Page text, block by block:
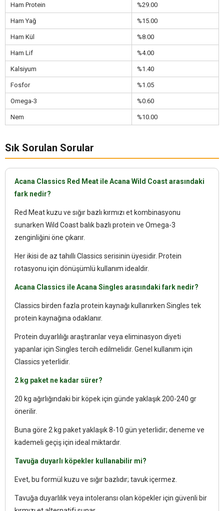
Ham Protein %29.00
Ham Yağ %15.00
Ham Kül %8.00
Ham Lif %4.00
Kalsiyum %1.40
Fosfor %1.05
Omega-3 %0.60
Nem %10.00
Sık Sorulan Sorular
Acana Classics Red Meat ile Acana Wild Coast arasındaki
fark nedir?
Red Meat kuzu ve sığır bazlı kırmızı et kombinasyonu
sunarken Wild Coast balık bazlı protein ve Omega-3
zenginliğini öne çıkarır.
Her ikisi de az tahıllı Classics serisinin üyesidir. Protein
rotasyonu için dönüşümlü kullanım idealdir.
Acana Classics ile Acana Singles arasındaki fark nedir?
Classics birden fazla protein kaynağı kullanırken Singles tek
protein kaynağına odaklanır.
Protein duyarlılığı araştıranlar veya eliminasyon diyeti
yapanlar için Singles tercih edilmelidir. Genel kullanım için
Classics yeterlidir.
2 kg paket ne kadar sürer?
20 kg ağırlığındaki bir köpek için günde yaklaşık 200-240 gr
önerilir.
Buna göre 2 kg paket yaklaşık 8-10 gün yeterlidir; deneme ve
kademeli geçiş için ideal miktardır.
Tavuğa duyarlı köpekler kullanabilir mi?
Evet, bu formül kuzu ve sığır bazlıdır; tavuk içermez.
Tavuğa duyarlılık veya intoleransı olan köpekler için güvenli bir